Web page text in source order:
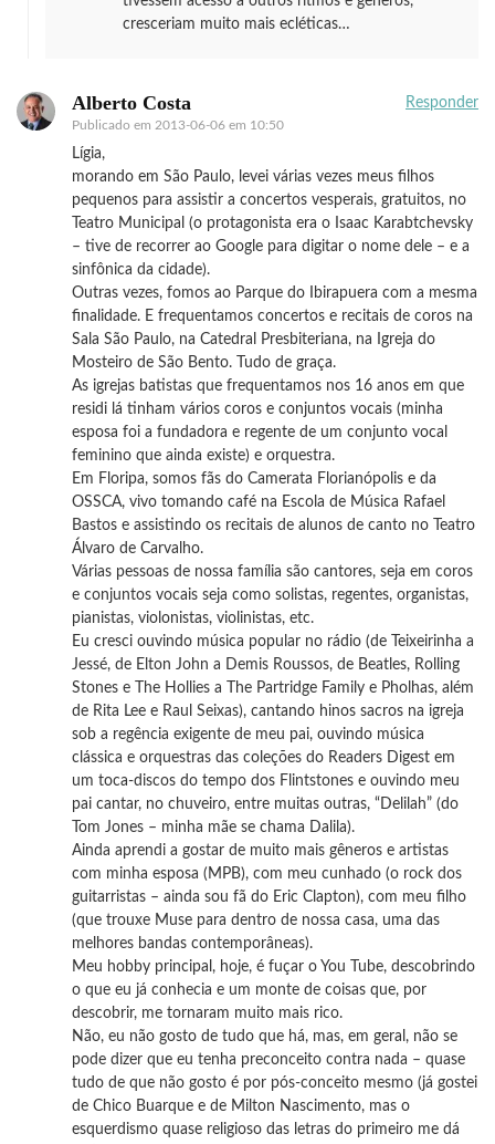
cresceriam muito mais ecléticas…
Alberto Costa
Publicado em 2013-06-06 em 10:50
Responder
Lígia,
morando em São Paulo, levei várias vezes meus filhos
pequenos para assistir a concertos vesperais, gratuitos, no
Teatro Municipal (o protagonista era o Isaac Karabtchevsky
– tive de recorrer ao Google para digitar o nome dele – e a
sinfônica da cidade).
Outras vezes, fomos ao Parque do Ibirapuera com a mesma
finalidade. E frequentamos concertos e recitais de coros na
Sala São Paulo, na Catedral Presbiteriana, na Igreja do
Mosteiro de São Bento. Tudo de graça.
As igrejas batistas que frequentamos nos 16 anos em que
residi lá tinham vários coros e conjuntos vocais (minha
esposa foi a fundadora e regente de um conjunto vocal
feminino que ainda existe) e orquestra.
Em Floripa, somos fãs do Camerata Florianópolis e da
OSSCA, vivo tomando café na Escola de Música Rafael
Bastos e assistindo os recitais de alunos de canto no Teatro
Álvaro de Carvalho.
Várias pessoas de nossa família são cantores, seja em coros
e conjuntos vocais seja como solistas, regentes, organistas,
pianistas, violonistas, violinistas, etc.
Eu cresci ouvindo música popular no rádio (de Teixeirinha a
Jessé, de Elton John a Demis Roussos, de Beatles, Rolling
Stones e The Hollies a The Partridge Family e Pholhas, além
de Rita Lee e Raul Seixas), cantando hinos sacros na igreja
sob a regência exigente de meu pai, ouvindo música
clássica e orquestras das coleções do Readers Digest em
um toca-discos do tempo dos Flintstones e ouvindo meu
pai cantar, no chuveiro, entre muitas outras, “Delilah” (do
Tom Jones – minha mãe se chama Dalila).
Ainda aprendi a gostar de muito mais gêneros e artistas
com minha esposa (MPB), com meu cunhado (o rock dos
guitarristas – ainda sou fã do Eric Clapton), com meu filho
(que trouxe Muse para dentro de nossa casa, uma das
melhores bandas contemporâneas).
Meu hobby principal, hoje, é fuçar o You Tube, descobrindo
o que eu já conhecia e um monte de coisas que, por
descobrir, me tornaram muito mais rico.
Não, eu não gosto de tudo que há, mas, em geral, não se
pode dizer que eu tenha preconceito contra nada – quase
tudo de que não gosto é por pós-conceito mesmo (já gostei
de Chico Buarque e de Milton Nascimento, mas o
esquerdismo quase religioso das letras do primeiro me dá